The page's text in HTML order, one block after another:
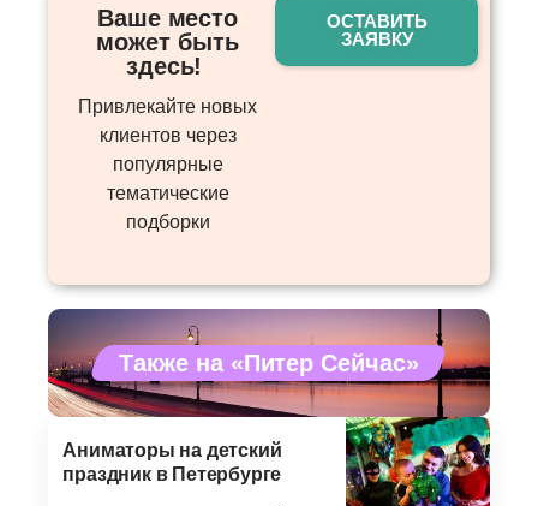
Ваше место
может быть
здесь! ​
Привлекайте новых
клиентов через
популярные
тематические
подборки
ОСТАВИТЬ
ЗАЯВКУ
Также на «Питер Сейчас»
Аниматоры на детский
праздник в Петербурге